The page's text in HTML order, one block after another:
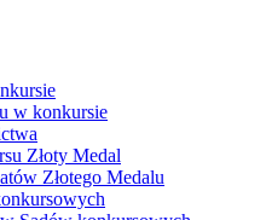
w konkursie
Złoty Medal
Złotego Medalu